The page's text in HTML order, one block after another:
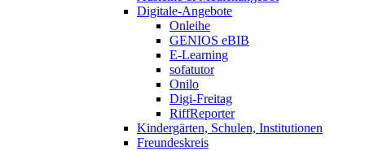
Digitale-Angebote
Onleihe
GENIOS eBIB
E-Learning
sofatutor
Onilo
Digi-Freitag
RiffReporter
Kindergärten, Schulen, Institutionen
Freundeskreis